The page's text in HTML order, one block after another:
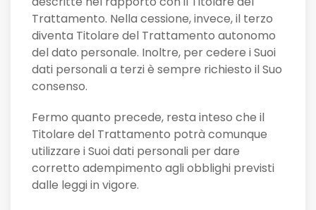
Trattamento. Nella cessione, invece, il terzo
diventa Titolare del Trattamento autonomo
del dato personale. Inoltre, per cedere i Suoi
dati personali a terzi è sempre richiesto il Suo
consenso.
Fermo quanto precede, resta inteso che il
Titolare del Trattamento potrà comunque
utilizzare i Suoi dati personali per dare
corretto adempimento agli obblighi previsti
dalle leggi in vigore.